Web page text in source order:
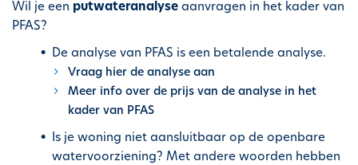
Wil je een putwateranalyse aanvragen in het kader van
PFAS?
De analyse van PFAS is een betalende analyse.
Vraag hier de analyse aan
Meer info over de prijs van de analyse in het
kader van PFAS
Is je woning niet aansluitbaar op de openbare
watervoorziening? Met andere woorden hebben